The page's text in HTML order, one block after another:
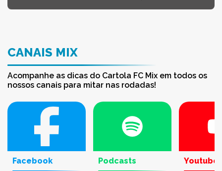
CANAIS MIX
Acompanhe as dicas do Cartola FC Mix em todos os
nossos canais para mitar nas rodadas!
Facebook Podcasts Youtube